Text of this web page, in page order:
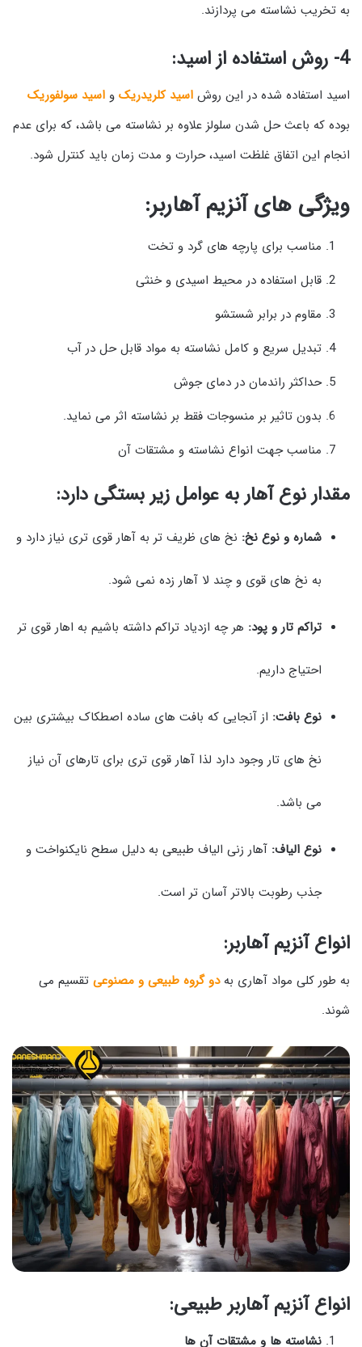
به تخریب نشاسته می پردازند.
4- روش استفاده از اسید:
اسید استفاده شده در این روش اسید کلریدریک و اسید سولفوریک
بوده که باعث حل شدن سلولز علاوه بر نشاسته می باشد، که برای عدم
انجام این اتفاق غلظت اسید، حرارت و مدت زمان باید کنترل شود.
ویژگی های آنزیم آهاربر:
مناسب برای پارچه های گرد و تخت
قابل استفاده در محیط اسیدی و خنثی
مقاوم در برابر شستشو
تبدیل سریع و کامل نشاسته به مواد قابل حل در آب
حداکثر راندمان در دمای جوش
بدون تاثیر بر منسوجات فقط بر نشاسته اثر می نماید.
مناسب جهت انواع نشاسته و مشتقات آن
مقدار نوع آهار به عوامل زیر بستگی دارد:
شماره و نوع نخ: نخ های ظریف تر به آهار قوی تری نیاز دارد و
به نخ های قوی و چند لا آهار زده نمی شود.
تراکم تار و پود: هر چه ازدیاد تراکم داشته باشیم به اهار قوی تر
احتیاج داریم.
نوع بافت: از آنجایی که بافت های ساده اصطکاک بیشتری بین
نخ های تار وجود دارد لذا آهار قوی تری برای تارهای آن نیاز
می باشد.
نوع الیاف: آهار زنی الیاف طبیعی به دلیل سطح نایکنواخت و
جذب رطوبت بالاتر آسان تر است.
انواع آنزیم آهاربر:
به طور کلی مواد آهاری بهدو گروه طبیعی و مصنوعی تقسیم می
شوند.
انواع آنزیم آهاربر طبیعی:
نشاسته ها و مشتقات آن ها